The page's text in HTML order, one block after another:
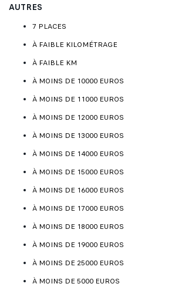
AUTRES
7 PLACES
À FAIBLE KILOMÉTRAGE
À FAIBLE KM
À MOINS DE 10000 EUROS
À MOINS DE 11000 EUROS
À MOINS DE 12000 EUROS
À MOINS DE 13000 EUROS
À MOINS DE 14000 EUROS
À MOINS DE 15000 EUROS
À MOINS DE 16000 EUROS
À MOINS DE 17000 EUROS
À MOINS DE 18000 EUROS
À MOINS DE 19000 EUROS
À MOINS DE 25000 EUROS
À MOINS DE 5000 EUROS